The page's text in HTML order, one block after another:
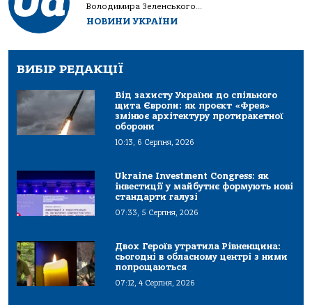
Володимира Зеленського...
НОВИНИ УКРАЇНИ
ВИБІР РЕДАКЦІЇ
Від захисту України до спільного
щита Європи: як проєкт «Фрея»
змінює архітектуру протиракетної
оборони
10:13, 6 Серпня, 2026
Ukraine Investment Congress: як
інвестиції у майбутнє формують нові
стандарти галузі
07:33, 5 Серпня, 2026
Двох Героїв утратила Рівненщина:
сьогодні в обласному центрі з ними
попрощаються
07:12, 4 Серпня, 2026